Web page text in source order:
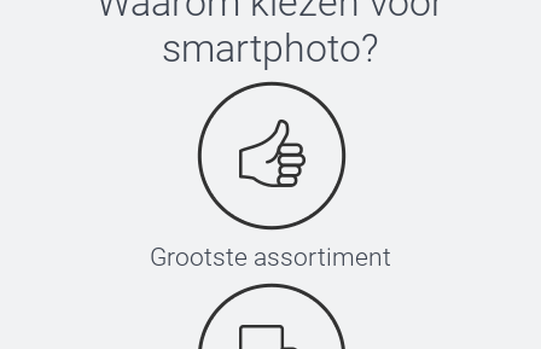
smartphoto?
Grootste assortiment